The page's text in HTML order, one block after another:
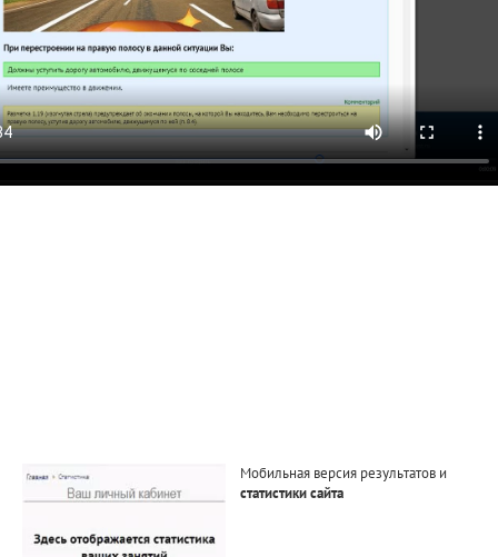
Мобильная версия результатов и
статистики сайта